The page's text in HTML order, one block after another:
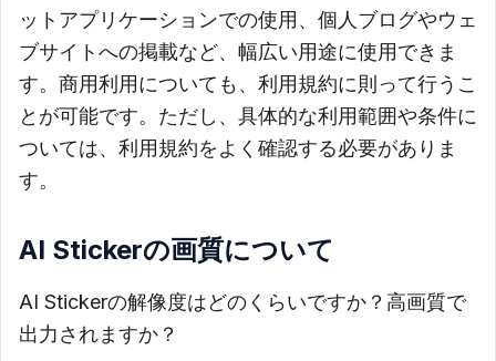
ットアプリケーションでの使用、個人ブログやウェ
ブサイトへの掲載など、幅広い用途に使用できま
す。商用利用についても、利用規約に則って行うこ
とが可能です。ただし、具体的な利用範囲や条件に
ついては、利用規約をよく確認する必要がありま
す。
AI Stickerの画質について
AI Stickerの解像度はどのくらいですか？高画質で
出力されますか？